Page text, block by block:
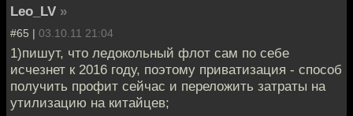
Leo_LV »
#65 | 03.10.11 21:04
1)пишут, что ледокольный флот сам по себе
исчезнет к 2016 году, поэтому приватизация - способ
получить профит сейчас и переложить затраты на
утилизацию на китайцев;